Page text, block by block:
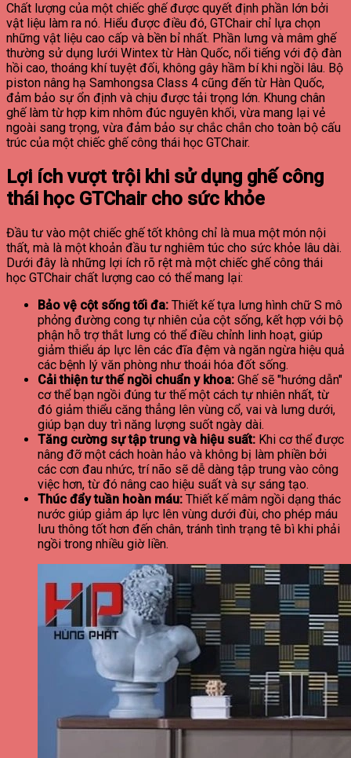
Chất lượng của một chiếc ghế được quyết định phần lớn bởi
vật liệu làm ra nó. Hiểu được điều đó, GTChair chỉ lựa chọn
những vật liệu cao cấp và bền bỉ nhất. Phần lưng và mâm ghế
thường sử dụng lưới Wintex từ Hàn Quốc, nổi tiếng với độ đàn
hồi cao, thoáng khí tuyệt đối, không gây hầm bí khi ngồi lâu. Bộ
piston nâng hạ Samhongsa Class 4 cũng đến từ Hàn Quốc,
đảm bảo sự ổn định và chịu được tải trọng lớn. Khung chân
ghế làm từ hợp kim nhôm đúc nguyên khối, vừa mang lại vẻ
ngoài sang trọng, vừa đảm bảo sự chắc chắn cho toàn bộ cấu
trúc của một chiếc ghế công thái học GTChair.
Lợi ích vượt trội khi sử dụng ghế công
thái học GTChair cho sức khỏe
Đầu tư vào một chiếc ghế tốt không chỉ là mua một món nội
thất, mà là một khoản đầu tư nghiêm túc cho sức khỏe lâu dài.
Dưới đây là những lợi ích rõ rệt mà một chiếc ghế công thái
học GTChair chất lượng cao có thể mang lại:
Bảo vệ cột sống tối đa: Thiết kế tựa lưng hình chữ S mô
phỏng đường cong tự nhiên của cột sống, kết hợp với bộ
phận hỗ trợ thắt lưng có thể điều chỉnh linh hoạt, giúp
giảm thiểu áp lực lên các đĩa đệm và ngăn ngừa hiệu quả
các bệnh lý văn phòng như thoái hóa đốt sống.
Cải thiện tư thế ngồi chuẩn y khoa: Ghế sẽ "hướng dẫn"
cơ thể bạn ngồi đúng tư thế một cách tự nhiên nhất, từ
đó giảm thiểu căng thẳng lên vùng cổ, vai và lưng dưới,
giúp bạn duy trì năng lượng suốt ngày dài.
Tăng cường sự tập trung và hiệu suất: Khi cơ thể được
nâng đỡ một cách hoàn hảo và không bị làm phiền bởi
các cơn đau nhức, trí não sẽ dễ dàng tập trung vào công
việc hơn, từ đó nâng cao hiệu suất và sự sáng tạo.
Thúc đẩy tuần hoàn máu: Thiết kế mâm ngồi dạng thác
nước giúp giảm áp lực lên vùng dưới đùi, cho phép máu
lưu thông tốt hơn đến chân, tránh tình trạng tê bì khi phải
ngồi trong nhiều giờ liền.